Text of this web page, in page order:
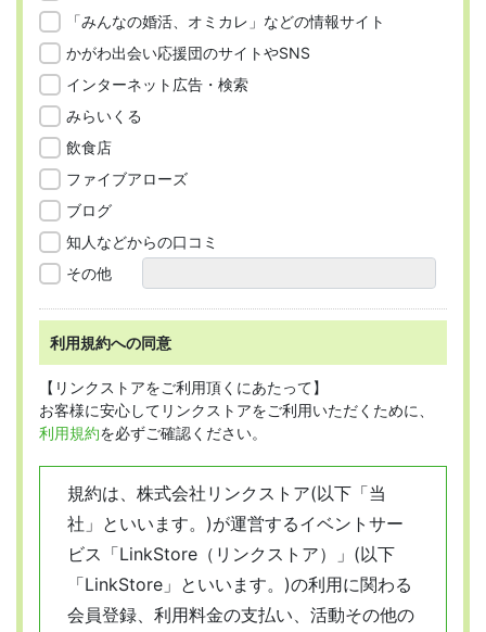
「みんなの婚活、オミカレ」などの情報サイト
かがわ出会い応援団のサイトやSNS
インターネット広告・検索
みらいくる
飲食店
ファイブアローズ
ブログ
知人などからの口コミ
その他
利用規約への同意
【リンクストアをご利用頂くにあたって】
お客様に安心してリンクストアをご利用いただくために、
利用規約を必ずご確認ください。
規約は、株式会社リンクストア(以下「当
社」といいます。)が運営するイベントサー
ビス「LinkStore（リンクストア）」(以下
「LinkStore」といいます。)の利用に関わる
会員登録、利用料金の支払い、活動その他の